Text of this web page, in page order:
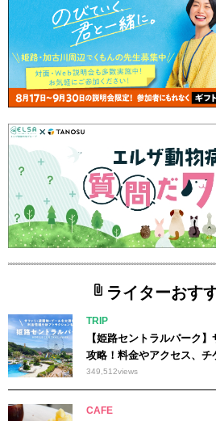
ライターおす
TRIP
【姫路セントラルパーク
攻略！料金やアクセス、チ
349,512views
CAFE